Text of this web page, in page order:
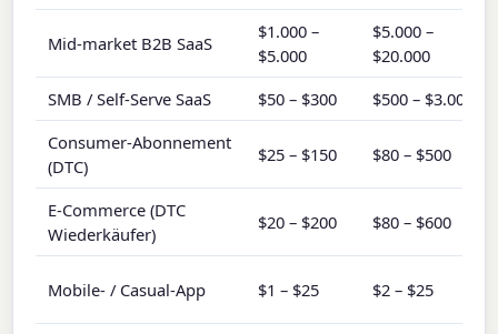
Mid-market B2B SaaS
$1.000 –
$5.000
$5.000 –
$20.000
SMB / Self-Serve SaaS
$50 – $300
$500 – $3.000
Consumer-Abonnement
(DTC)
$25 – $150 $80 – $500
E-Commerce (DTC
Wiederkäufer)
$20 – $200 $80 – $600
Mobile- / Casual-App $1 – $25 $2 – $25